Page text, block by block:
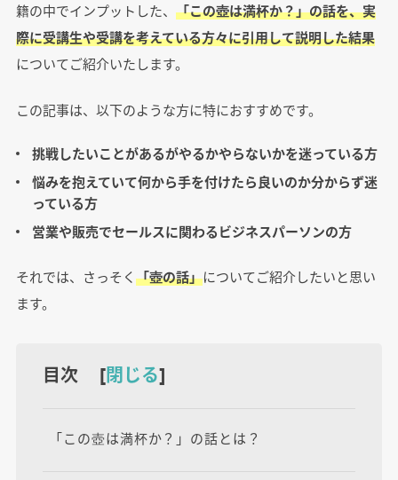
籍の中でインプットした、 「この壺は満杯か？」の話を、実
際に受講生や受講を考えている方々に引用して説明した結果
についてご紹介いたします。
この記事は、以下のような方に特におすすめです。
挑戦したいことがあるがやるかやらないかを迷っている方
悩みを抱えていて何から手を付けたら良いのか分からず迷
っている方
営業や販売でセールスに関わるビジネスパーソンの方
それでは、さっそく「壺の話」についてご紹介したいと思い
ます。
目次 [閉じる]
「この壺は満杯か？」の話とは？